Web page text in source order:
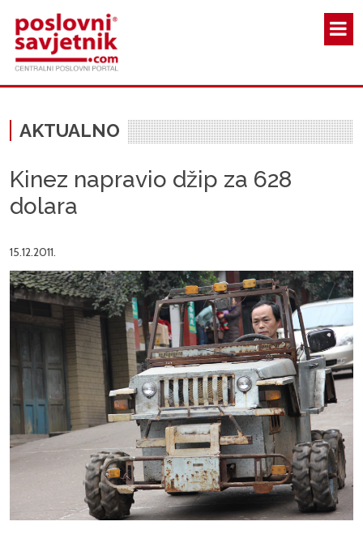
AKTUALNO
Kinez napravio džip za 628
dolara
15.12.2011.